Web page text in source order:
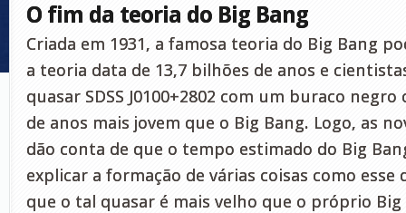
O fim da teoria do Big Bang
Criada em 1931, a famosa teoria do Big Bang
a teoria data de 13,7 bilhões de anos e
quasar SDSS J0100+2802 com um buraco
de anos mais jovem que o Big Bang. Logo, as
dão conta de que o tempo estimado do Big
explicar a formação de várias coisas como esse
que o tal quasar é mais velho que o próprio